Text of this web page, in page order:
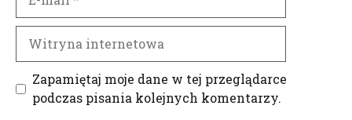
mail
internetowa
Zapamiętaj moje dane w tej przeglądarce
podczas pisania kolejnych komentarzy.